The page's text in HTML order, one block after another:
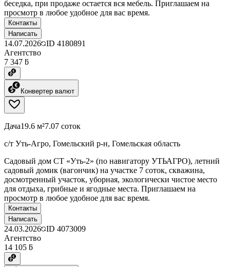
беседка, при продаже остается вся мебель. Приглашаем на
просмотр в любое удобное для вас время.
Контакты
Написать
14.07.2026 ID 4180891
Агентство
7 347 ƃ
Конвертер валют
Дача19.6 м²7.07 соток
с/т Уть-Агро, Гомельский р-н, Гомельская область
Садовый дом СТ «Уть-2» (по навигатору УТЬАГРО), летний
садовый домик (вагончик) на участке 7 соток, скважина,
досмотренный участок, уборная, экологически чистое место
для отдыха, грибные и ягодные места. Приглашаем на
просмотр в любое удобное для вас время.
Контакты
Написать
24.03.2026 ID 4073009
Агентство
14 105 ƃ